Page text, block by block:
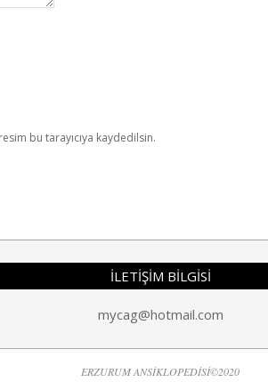
bu tarayıcıya kaydedilsin.
İLETİŞİM BİLGİSİ
mycag@hotmail.com
ERZURUM ANSİKLOPEDİSİ©2020